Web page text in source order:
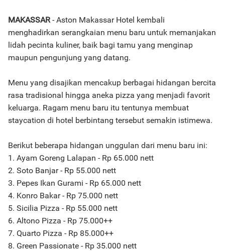
MAKASSAR- Aston Makassar Hotel kembali
menghadirkan serangkaian menu baru untuk memanjakan
lidah pecinta kuliner, baik bagi tamu yang menginap
maupun pengunjung yang datang.
Menu yang disajikan mencakup berbagai hidangan bercita
rasa tradisional hingga aneka pizza yang menjadi favorit
keluarga. Ragam menu baru itu tentunya membuat
staycation di hotel berbintang tersebut semakin istimewa.
Berikut beberapa hidangan unggulan dari menu baru ini:
1. Ayam Goreng Lalapan - Rp 65.000 nett
2. Soto Banjar - Rp 55.000 nett
3. Pepes Ikan Gurami - Rp 65.000 nett
4. Konro Bakar - Rp 75.000 nett
5. Sicilia Pizza - Rp 55.000 nett
6. Altono Pizza - Rp 75.000++
7. Quarto Pizza - Rp 85.000++
8. Green Passionate - Rp 35.000 nett